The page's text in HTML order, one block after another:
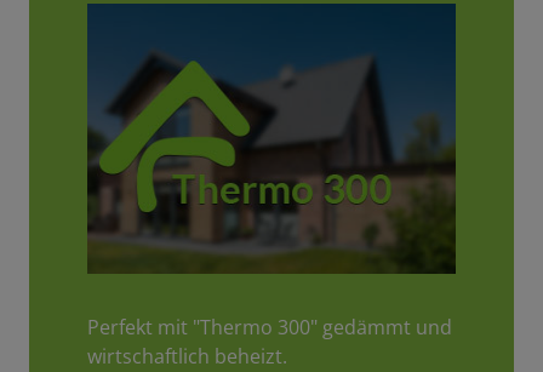
Perfekt mit "Thermo 300" gedämmt und
wirtschaftlich beheizt.